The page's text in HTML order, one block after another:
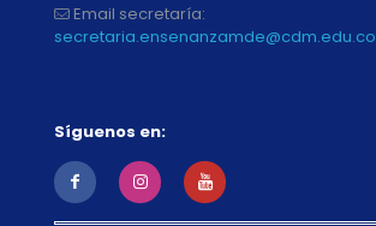
Email secretaría:
secretaria.ensenanzamde@cdm.edu.co
Síguenos en: